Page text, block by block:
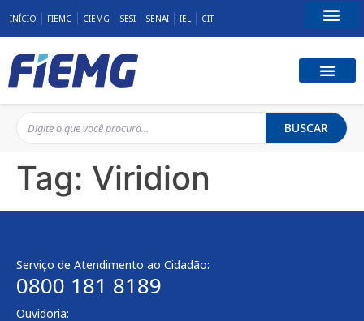
INÍCIO FIEMG CIEMG SESI SENAI IEL CIT
BUSCAR
Tag: Viridion
Serviço de Atendimento ao Cidadão:
0800 181 8189
Ouvidoria: